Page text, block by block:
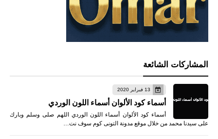
المشاركات الشائعة
13 فبراير 2020
أسماء كود الألوان أسماء اللون الوردي
أسماء كود الألوان أسماء اللون الوردي اللهم صلى وسلم وبارك
على سيدنا محمد من خلال موقع مدونة التونى كوم سوف نت…